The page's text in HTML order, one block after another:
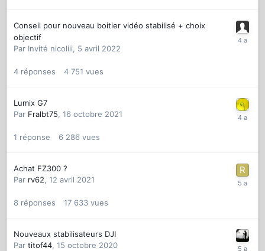
Conseil pour nouveau boitier vidéo stabilisé + choix
objectif
Par Invité nicoliii, 5 avril 2022
4 réponses 4 751 vues
Lumix G7
Par Fralbt75, 16 octobre 2021
1 réponse 6 286 vues
Achat FZ300 ?
Par rv62, 12 avril 2021
8 réponses 17 633 vues
Nouveaux stabilisateurs DJI
Par titof44, 15 octobre 2020